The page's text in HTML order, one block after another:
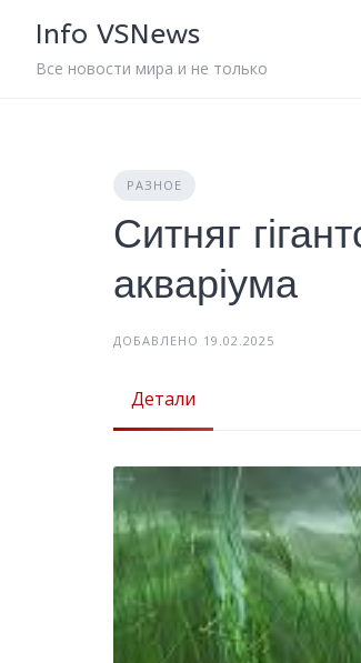
content
Info VSNews
Все новости мира и не только
РАЗНОЕ
Ситняг
акваріума
ДОБАВЛЕНО 19.02.2025
Детали